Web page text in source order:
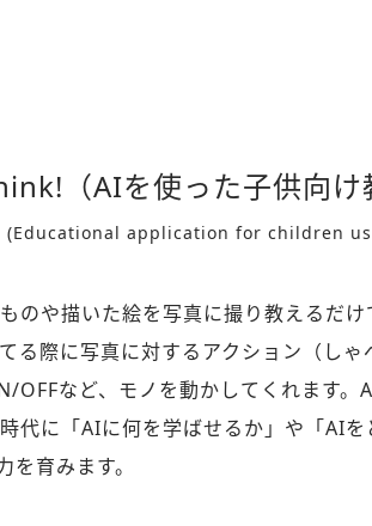
（AIを使った子供向け
(Educational application for children
のや描いた絵を写真に撮り教えるだ
る際に写真に対するアクション（し
OFFなど、モノを動かしてくれます
代に「AIに何を学ばせるか」や「AI
を育みます。